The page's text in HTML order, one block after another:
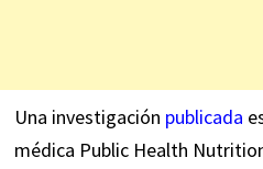
Una investigación publicada
médica Public Health